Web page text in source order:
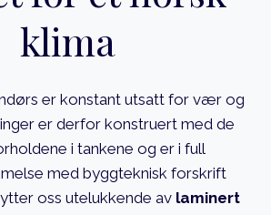
klima
er konstant utsatt for vær og
er derfor konstruert med de
i tankene og er i full
med byggteknisk forskrift
oss utelukkende av laminert